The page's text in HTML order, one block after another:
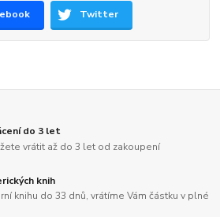
Twitter
do 3 let
vrátit až do 3 let od zakoupení
knih
knihu do 33 dnů, vrátíme Vám částku v plné